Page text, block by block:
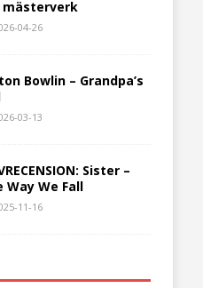
04-26
Bowlin – Grandpa’s
03-13
Sister –
Way We Fall
11-16